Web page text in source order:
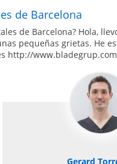
de Barcelona
de Barcelona? Hola,
pequeñas grietas. He
http://
Gerard